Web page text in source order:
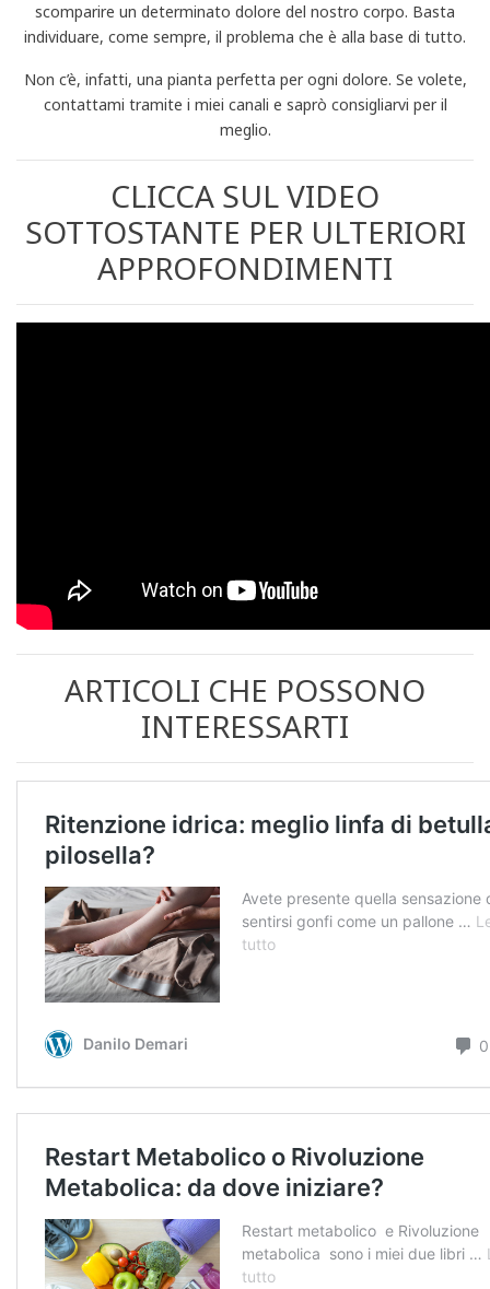
scomparire un determinato dolore del nostro corpo. Basta
individuare, come sempre, il problema che è alla base di tutto.
Non c’è, infatti, una pianta perfetta per ogni dolore. Se volete,
contattami tramite i miei canali e saprò consigliarvi per il
meglio.
CLICCA SUL VIDEO
SOTTOSTANTE PER ULTERIORI
APPROFONDIMENTI
ARTICOLI CHE POSSONO
INTERESSARTI